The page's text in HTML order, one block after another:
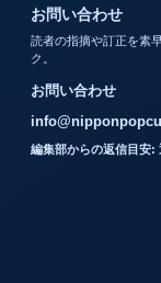
お問い合わせ
読者の指摘や訂正を素
ク。
お問い合わせ
編集部からの返信目安: